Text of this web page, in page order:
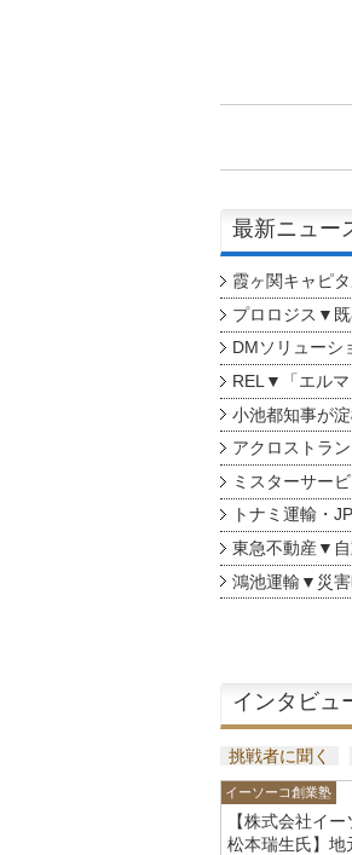
最新ニュー
霞ヶ関キャピ
プロロジス▼既
DMソリューシ
REL▼「エルマ
小池都知事が
アクロストラ
ミスターサー
トナミ運輸・
東急不動産▼自
鴻池運輸▼災害
インタビュ
挑戦者に聞く
イーソーコ創業塾
【株式会社イ
松本瑞生氏】地